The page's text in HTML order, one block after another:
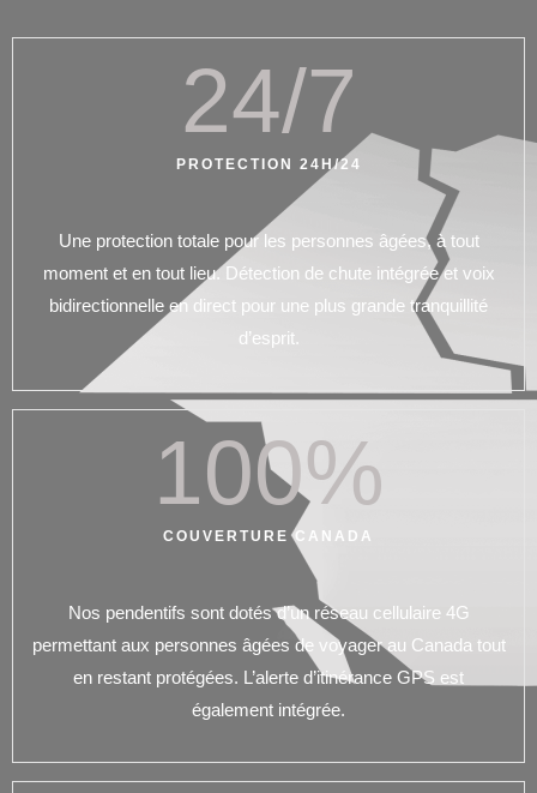
PROTECTION 24H/24
24/7
Une protection totale pour les personnes âgées, à tout
moment et en tout lieu. Détection de chute intégrée et voix
bidirectionnelle en direct pour une plus grande tranquillité
d’esprit.
COUVERTURE CANADA
100%
Nos pendentifs sont dotés d’un réseau cellulaire 4G
permettant aux personnes âgées de voyager au Canada tout
en restant protégées. L’alerte d’itinérance GPS est
également intégrée.